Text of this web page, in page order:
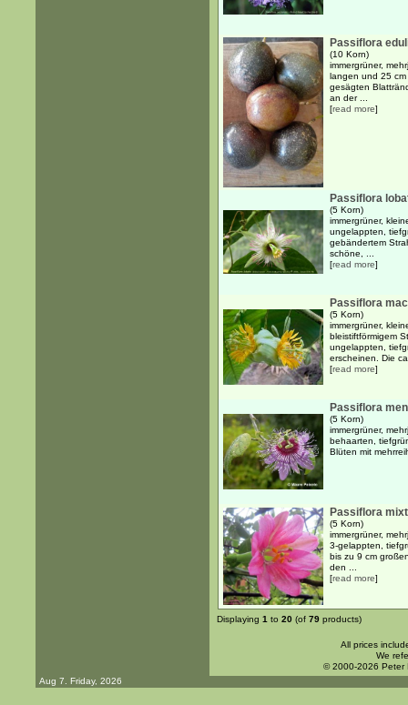
Passiflora
(10 Korn)
immergrüner,
langen und 25
gesägten
an der ...
[read more]
Passiflora
(5 Korn)
immergrüner,
ungelappten,
gebändertem
schöne, ...
[read more]
Passiflora
(5 Korn)
immergrüner,
bleistiftförmigem
ungelappten,
erscheinen. Die
[read more]
Passiflora
(5 Korn)
immergrüner,
behaarten,
Blüten mit
Passiflora
(5 Korn)
immergrüner,
3-gelappten,
bis zu 9 cm
den ...
[read more]
Displaying 1 to 20 (of 79 products)
All prices
We
© 2000-2026 Peter
Aug 7. Friday, 2026